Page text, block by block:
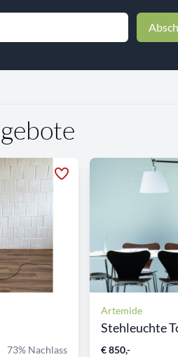
73% Nachlass
Artemide
Stehleuchte
€ 850,-